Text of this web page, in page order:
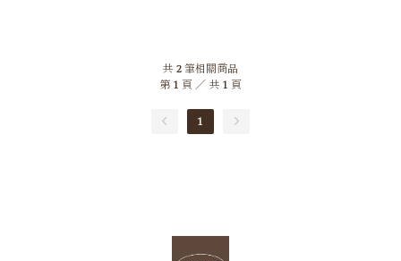
共 2 筆相關商品
第 1 頁 ／ 共 1 頁
1